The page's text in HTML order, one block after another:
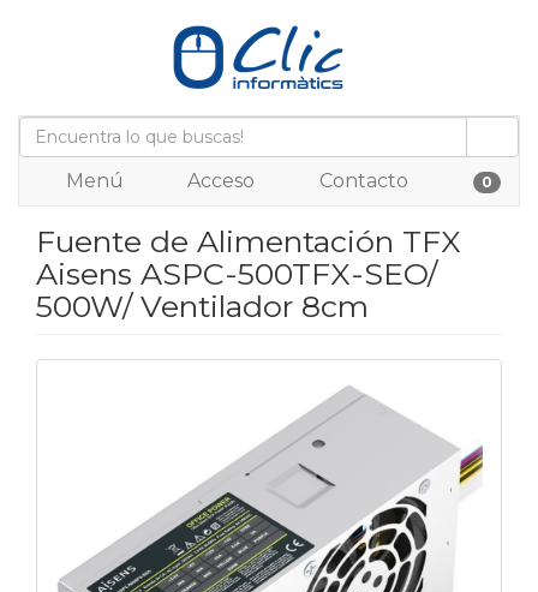
Menú Acceso Contacto 0
Fuente de Alimentación TFX
Aisens ASPC-500TFX-SEO/
500W/ Ventilador 8cm